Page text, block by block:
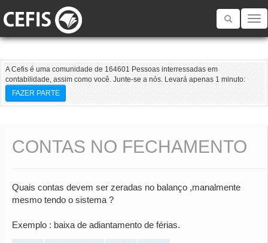
Toggle
A Cefis é uma comunidade de 164601 Pessoas interressadas em
contabilidade, assim como você. Junte-se a nós. Levará apenas 1 minuto:
FAZER PARTE
CONTAS NO FECHAMENTO
Quais contas devem ser zeradas no balanço ,manalmente
mesmo tendo o sistema ?
Exemplo : baixa de adiantamento de férias.